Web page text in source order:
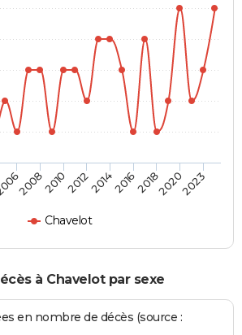
Chavelot
20082010201220142016201820202023
à Chavelot par sexe
en nombre de décès (source :